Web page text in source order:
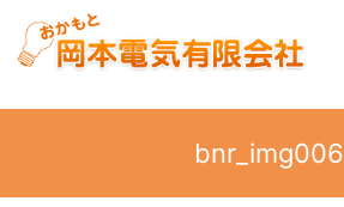
bnr_img006